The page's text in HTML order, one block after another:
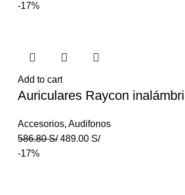
-17%
Add to cart
Auriculares Raycon
Accesorios, Audifonos
586.80S/ 489.00 S/
-17%